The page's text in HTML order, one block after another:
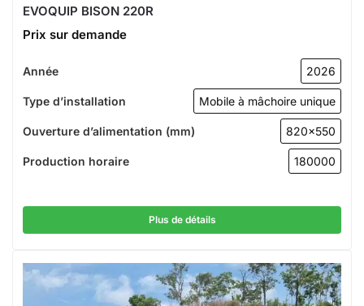
EVOQUIP BISON 220R
Prix sur demande
Année 2026
Type d’installation Mobile à mâchoire unique
Ouverture d’alimentation (mm) 820x550
Production horaire 180000
Plus de détails